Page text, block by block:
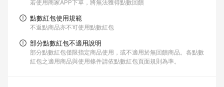
若使用商家APP下單，將無法獲得點數回饋
點數紅包使用規範
不返點商品亦不可使用點數紅包
部分點數紅包不適用說明
部分點數紅包僅限指定商品使用，或不適用於無回饋商品。各點數
紅包之適用商品與使用條件請依點數紅包頁面規則為準。